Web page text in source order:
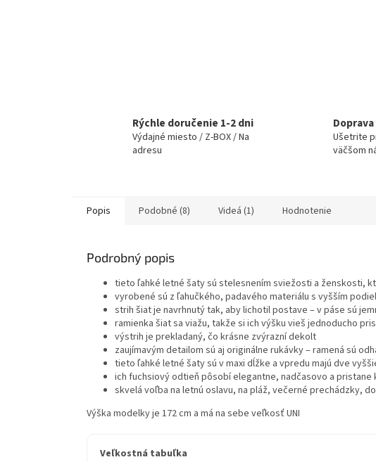
Rýchle doručenie 1-2 dni
Výdajné miesto / Z-BOX / Na
adresu
Doprava
Ušetrite
väčšom
Popis Podobné (8) Videá (1) Hodnotenie
Podrobný popis
tieto ľahké letné šaty sú stelesnením sviežosti a ženskosti,
vyrobené sú z ľahučkého, padavého materiálu s vyšším
strih šiat je navrhnutý tak, aby lichotil postave – v páse sú
ramienka šiat sa viažu, takže si ich výšku vieš jednoducho
výstrih je prekladaný, čo krásne zvýrazní dekolt
zaujímavým detailom sú aj originálne rukávky – ramená sú
tieto ľahké letné šaty sú v maxi dĺžke a vpredu majú dve
ich fuchsiový odtieň pôsobí elegantne, nadčasovo a pristane
skvelá voľba na letnú oslavu, na pláž, večerné prechádzky,
Výška modelky je 172 cm a má na sebe veľkosť UNI
Veľkostná tabuľka